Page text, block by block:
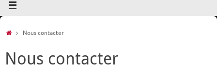
AccueilNous contacter
Nous contacter